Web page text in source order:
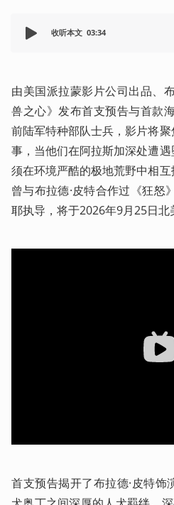
收听本文 03:34
由美国派拉蒙影片公司出品、
兽之心》发布首支预告与首款
前陆军特种部队士兵，影片将
事，当他们在阿拉斯加深处遭
须在环境严酷的极地荒野中相
曾与布拉德·皮特合作过《狂怒
耶执导，将于2026年9月25日北
首支预告揭开了布拉德·皮特